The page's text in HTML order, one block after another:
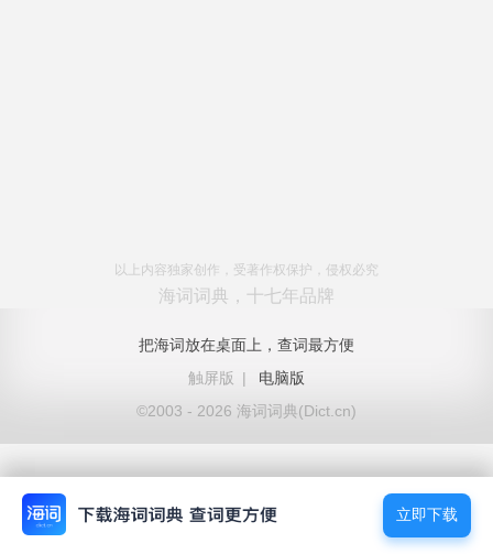
以上内容独家创作，受著作权保护，侵权必究
海词词典，十七年品牌
把海词放在桌面上，查词最方便
触屏版
|
电脑版
©2003 - 2026 海词词典(Dict.cn)
立即下载
立即下载